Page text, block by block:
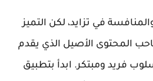
في تزايد، لكن التميز
المحتوى الأصيل الذي يقدم
فريد ومبتكر. ابدأ بتطبيق